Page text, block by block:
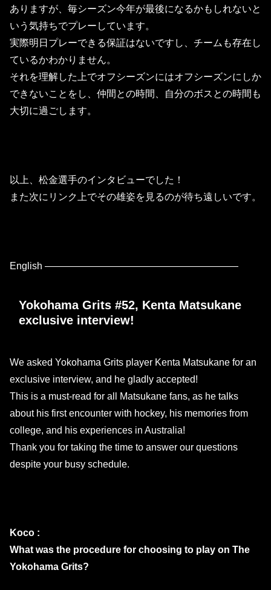
ありますが、 毎シーズン今年が最後になるかもしれないと
いう気持ちでプレーしています。
実際明日プレーできる保証はないですし、 チームも存在し
ているかわかりません。
それを理解した上でオフシーズンにはオフシーズンにしか
できないことをし、仲間との時間、
自分のボスとの時間も
大切に過ごします。
以上、松金選手のインタビューでした！
また次にリンク上でその雄姿を見るのが待ち遠しいです。
English ————————————————————
Yokohama Grits #52, Kenta Matsukane
exclusive interview!
We asked Yokohama Grits player Kenta Matsukane for an
exclusive interview, and he gladly accepted!
This is a must-read for all Matsukane fans, as he talks
about his first encounter with hockey, his memories from
college, and his experiences in Australia!
Thank you for taking the time to answer our questions
despite your busy schedule.
Koco :
What was the procedure for choosing to play on The
Yokohama Grits?